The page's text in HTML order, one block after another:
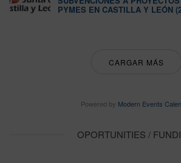
PYMES EN CASTILLA Y LEÓN
CARGAR MÁS
Powered by Modern Events
OPORTUNITIES /